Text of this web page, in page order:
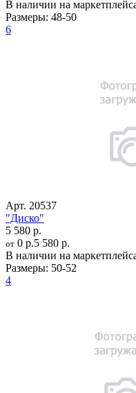
В наличии на
Размеры: 48-50
6
Арт. 20537
"Диско"
5 580 р.
от 0 р.5 580 р.
В наличии на
Размеры: 50-52
4